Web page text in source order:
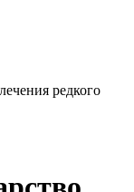
редкого